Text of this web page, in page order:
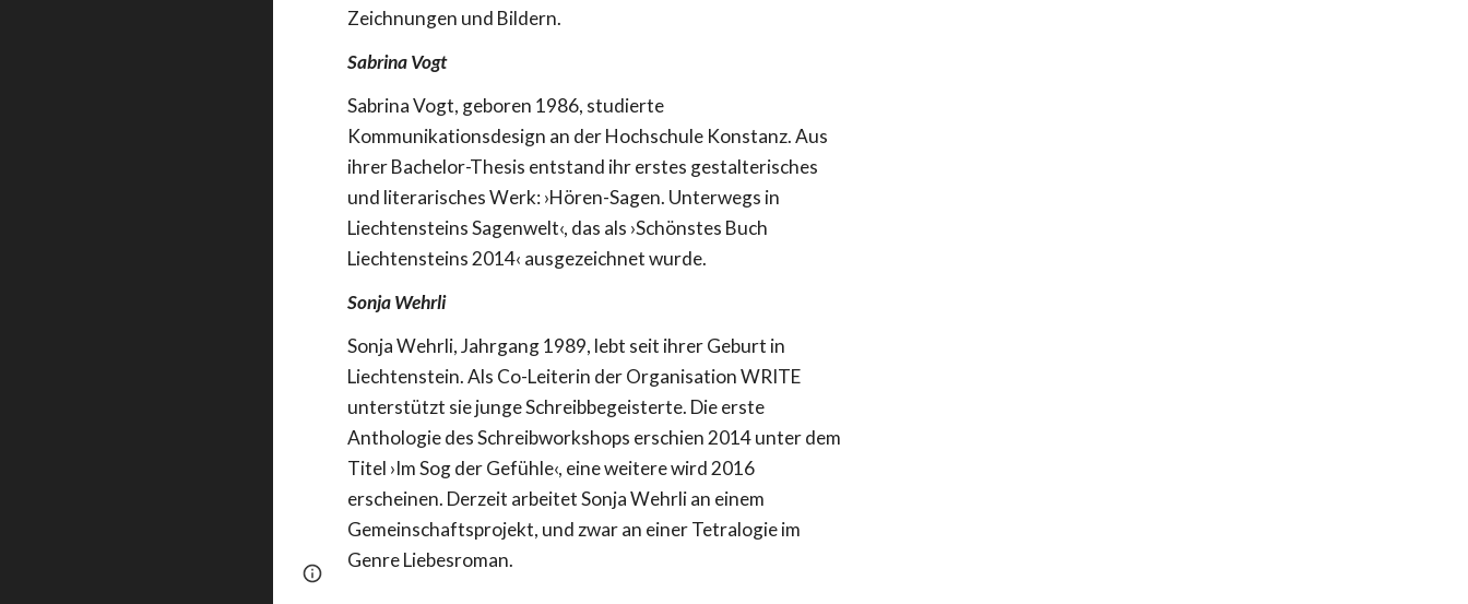
Zeichnungen und Bildern.
Sabrina Vogt
Sabrina Vogt, geboren 1986, studierte
Kommunikationsdesign an der Hochschule Konstanz. Aus
ihrer Bachelor-Thesis entstand ihr erstes gestalterisches
und literarisches Werk: ›Hören-Sagen. Unterwegs in
Liechtensteins Sagenwelt‹, das als ›Schönstes Buch
Liechtensteins 2014‹ ausgezeichnet wurde.
Sonja Wehrli
Sonja Wehrli, Jahrgang 1989, lebt seit ihrer Geburt in
Liechtenstein. Als Co-Leiterin der Organisation WRITE
unterstützt sie junge Schreibbegeisterte. Die erste
Anthologie des Schreibworkshops erschien 2014 unter dem
Titel ›Im Sog der Gefühle‹, eine weitere wird 2016
erscheinen. Derzeit arbeitet Sonja Wehrli an einem
Gemeinschaftsprojekt, und zwar an einer Tetralogie im
Genre Liebesroman.